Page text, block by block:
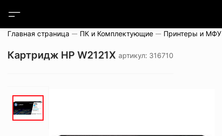
Главная страница ПК и Комплектующие Принтеры и МФУ
Картридж HP W2121X артикул: 316710